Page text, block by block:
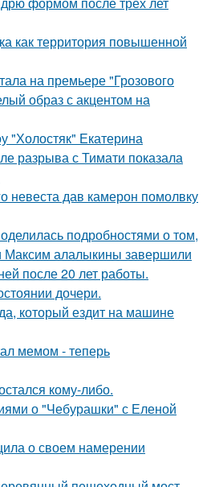
как территория повышенной
на премьере "Грозового
образ с акцентом на
"Холостяк" Екатерина
разрыва с Тимати показала
невеста дав камерон помолвку
подробностями о том,
Максим алалыкины завершили
после 20 лет работы.
дочери.
который ездит на машине
мемом - теперь
кому-либо.
о "Чебурашки" с Еленой
о своем намерении